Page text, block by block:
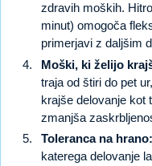
zdravih moških.
minut) omogoča
primerjavi z daljšim
Moški, ki želijo
traja od štiri do pet
krajše delovanje kot
zmanjša
Toleranca na hrano:
katerega delovanje